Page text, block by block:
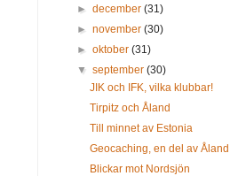
► december (31)
► november (30)
► oktober (31)
▼ september (30)
JIK och IFK, vilka klubbar!
Tirpitz och Åland
Till minnet av Estonia
Geocaching, en del av Åland
Blickar mot Nordsjön